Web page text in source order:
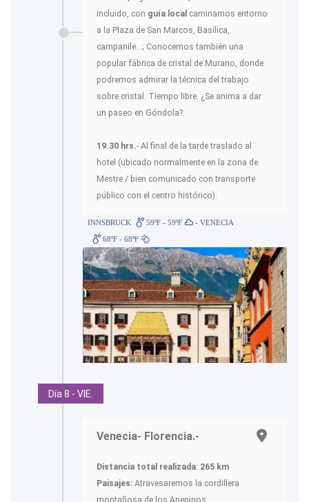
incluido, con guía local caminamos entorno
a la Plaza de San Marcos, Basílica,
campanile...; Conocemos también una
popular fábrica de cristal de Murano, donde
podremos admirar la técnica del trabajo
sobre cristal. Tiempo libre. ¿Se anima a dar
un paseo en Góndola?.
19.30 hrs.- Al final de la tarde traslado al
hotel (ubicado normalmente en la zona de
Mestre / bien comunicado con transporte
público con el centro histórico).
INNSBRUCK 59ºF - 59ºF
- VENECIA
68ºF - 68ºF
Día 8 - VIE.
Venecia- Florencia.-
Distancia total realizada: 265 km
Paisajes: Atravesaremos la cordillera
montañosa de los Apeninos.